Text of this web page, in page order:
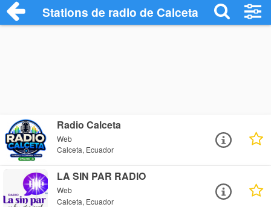
Stations de radio de Calceta
Radio Calceta
Web
Calceta, Ecuador
LA SIN PAR RADIO
Web
Calceta, Ecuador